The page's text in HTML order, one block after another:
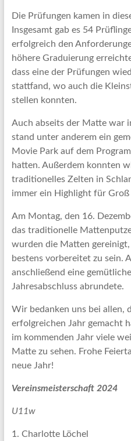
Die Prüfungen kamen in
Insgesamt gab es 54
erfolgreich den
höhere Graduierung
dass eine der Prüfungen
stattfand, wo auch die
stellen konnten.
Auch abseits der Matte war
stand unter anderem ein
Movie Park auf dem
hatten. Außerdem konnten
traditionelles Zelten in
immer ein Highlight für
Am Montag, den 16.
das traditionelle
wurden die Matten
bestens vorbereitet zu sein.
anschließend eine
Jahresabschluss abrundete.
Wir bedanken uns bei allen,
erfolgreichen Jahr gemacht
im kommenden Jahr viele
Matte zu sehen. Frohe
neue Jahr!
Vereinsmeisterschaft 2024
U11w
1. Charlotte Löchel